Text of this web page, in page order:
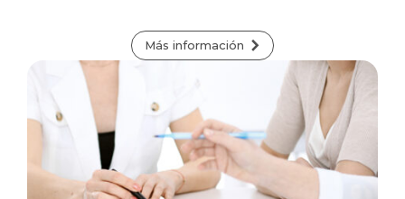
Más información